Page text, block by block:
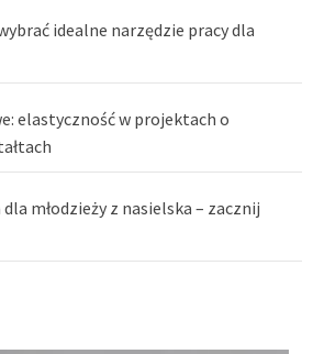
idealne narzędzie pracy dla
elastyczność w projektach o
młodzieży z nasielska – zacznij